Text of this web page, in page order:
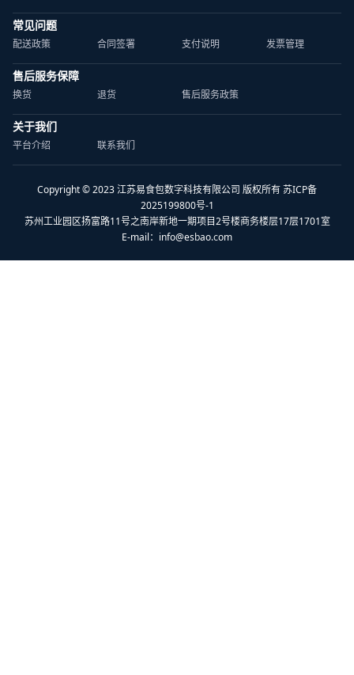
常见问题
配送政策 合同签署 支付说明 发票管理
售后服务保障
换货 退货 售后服务政策
关于我们
平台介绍 联系我们
Copyright © 2023 江苏易食包数字科技有限公司 版权所有 苏ICP备
2025199800号-1
苏州工业园区扬富路11号之南岸新地一期项目2号楼商务楼层17层1701室
E-mail： info@esbao.com